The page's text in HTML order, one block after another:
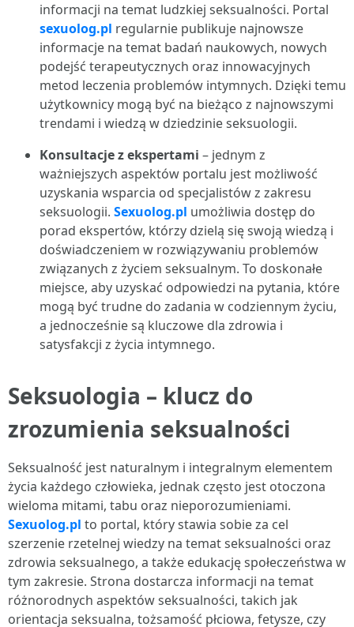
informacji na temat ludzkiej seksualności. Portal
sexuolog.pl regularnie publikuje najnowsze
informacje na temat badań naukowych, nowych
podejść terapeutycznych oraz innowacyjnych
metod leczenia problemów intymnych. Dzięki temu
użytkownicy mogą być na bieżąco z najnowszymi
trendami i wiedzą w dziedzinie seksuologii.
Konsultacje z ekspertami – jednym z
ważniejszych aspektów portalu jest możliwość
uzyskania wsparcia od specjalistów z zakresu
seksuologii. Sexuolog.pl umożliwia dostęp do
porad ekspertów, którzy dzielą się swoją wiedzą i
doświadczeniem w rozwiązywaniu problemów
związanych z życiem seksualnym. To doskonałe
miejsce, aby uzyskać odpowiedzi na pytania, które
mogą być trudne do zadania w codziennym życiu,
a jednocześnie są kluczowe dla zdrowia i
satysfakcji z życia intymnego.
Seksuologia – klucz do
zrozumienia seksualności
Seksualność jest naturalnym i integralnym elementem
życia każdego człowieka, jednak często jest otoczona
wieloma mitami, tabu oraz nieporozumieniami.
Sexuolog.pl to portal, który stawia sobie za cel
szerzenie rzetelnej wiedzy na temat seksualności oraz
zdrowia seksualnego, a także edukację społeczeństwa w
tym zakresie. Strona dostarcza informacji na temat
różnorodnych aspektów seksualności, takich jak
orientacja seksualna, tożsamość płciowa, fetysze, czy